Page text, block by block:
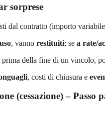
sorprese
dal contratto (importo
, vanno restituiti; se a rate/
prima della fine di un vincolo,
, costi di chiusura e
(cessazione) – Passo